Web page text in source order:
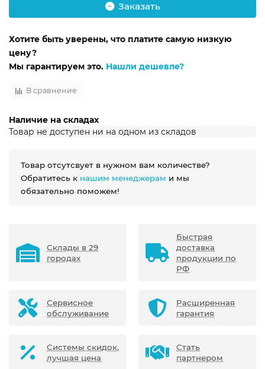
Заказать
Хотите быть уверены, что платите самую низкую
цену?
Мы гарантируем это. Нашли дешевле?
В сравнение
Наличие на складах
Товар не доступен ни на одном из складов
Товар отсутсвует в нужном вам количестве?
Обратитесь к нашим менеджерам и мы
обязательно поможем!
Склады в 29
городах
Быстрая
доставка
продукции по
РФ
Сервисное
обслуживание
Расширенная
гарантия
Системы скидок,
лучшая цена
Стать
партнером